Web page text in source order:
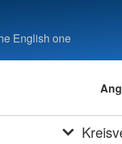
English one